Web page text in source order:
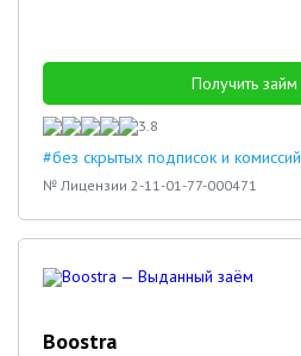
Получить займ
3.8
#без скрытых подписок и комиссий
№ Лицензии 2-11-01-77-000471
Boostra